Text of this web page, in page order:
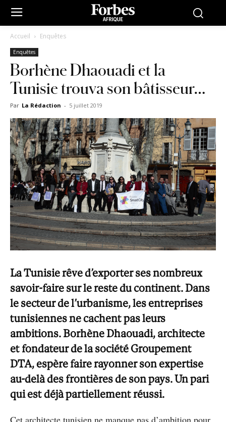
Accueil Enquêtes
Enquêtes
Borhène Dhaouadi et la
Tunisie trouva son bâtisseur…
Par La Rédaction - 5 juillet 2019
La Tunisie rêve d’exporter ses nombreux
savoir-faire sur le reste du continent. Dans
le secteur de l’urbanisme, les entreprises
tunisiennes ne cachent pas leurs
ambitions. Borhène Dhaouadi, architecte
et fondateur de la société Groupement
DTA, espère faire rayonner son expertise
au-delà des frontières de son pays. Un pari
qui est déjà partiellement réussi.
Cet architecte tunisien ne manque pas d’ambition pour